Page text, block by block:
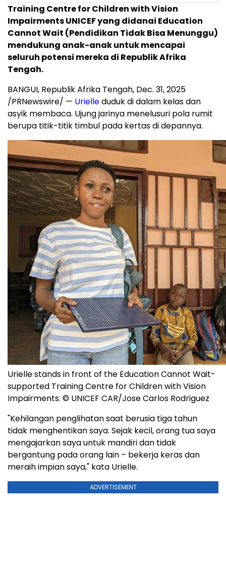
Training Centre for Children with Vision
Impairments UNICEF yang didanai Education
Cannot Wait (Pendidikan Tidak Bisa Menunggu)
mendukung anak-anak untuk mencapai
seluruh potensi mereka di Republik Afrika
Tengah.
BANGUI, Republik Afrika Tengah, Dec. 31, 2025
/PRNewswire/ — Urielleduduk di dalam kelas dan
asyik membaca. Ujung jarinya menelusuri pola rumit
berupa titik-titik timbul pada kertas di depannya.
Urielle stands in front of the Education Cannot Wait-
supported Training Centre for Children with Vision
Impairments. © UNICEF CAR/Jose Carlos Rodriguez
"Kehilangan penglihatan saat berusia tiga tahun
tidak menghentikan saya. Sejak kecil, orang tua saya
mengajarkan saya untuk mandiri dan tidak
bergantung pada orang lain – bekerja keras dan
meraih impian saya," kata Urielle.
ADVERTISEMENT